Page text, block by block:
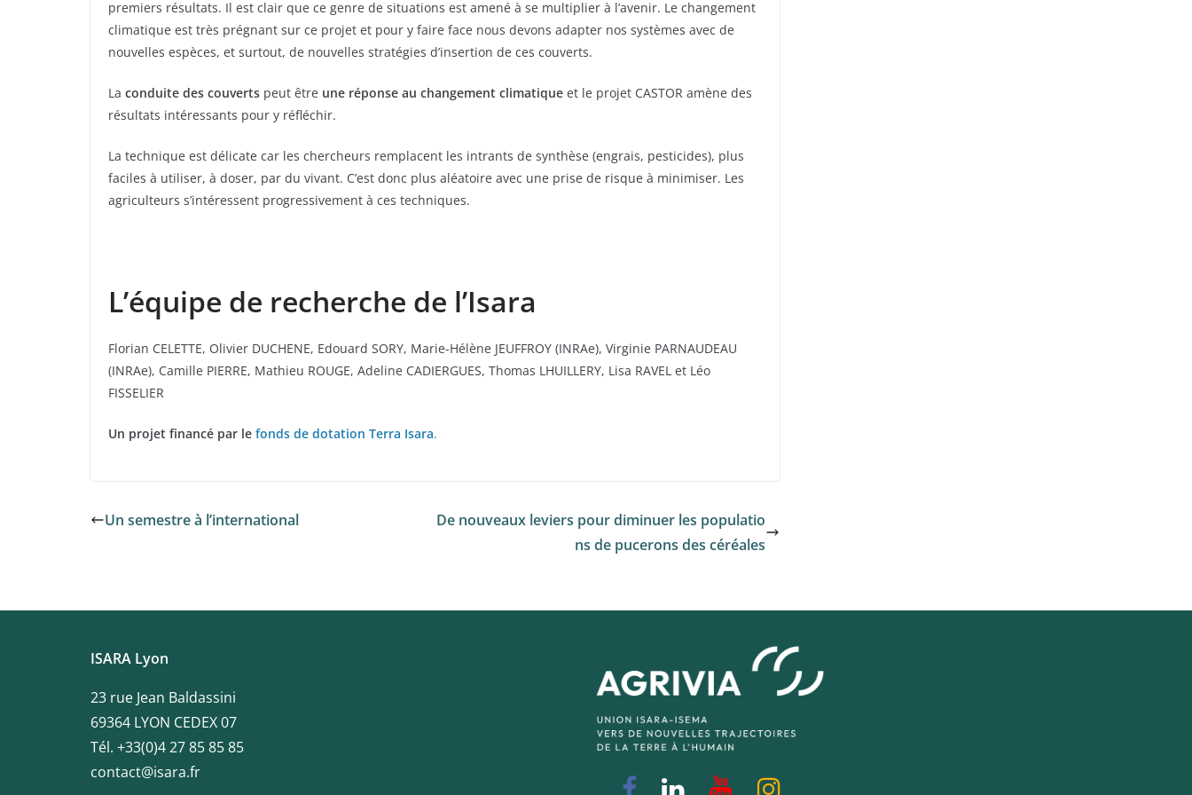
premiers résultats. Il est clair que ce genre de situations est amené à se multiplier à l’avenir. Le changement
climatique est très prégnant sur ce projet et pour y faire face nous devons adapter nos systèmes avec de
nouvelles espèces, et surtout, de nouvelles stratégies d’insertion de ces couverts.
La conduite des couverts peut être une réponse au changement climatique et le projet CASTOR amène des
résultats intéressants pour y réfléchir.
La technique est délicate car les chercheurs remplacent les intrants de synthèse (engrais, pesticides), plus
faciles à utiliser, à doser, par du vivant. C’est donc plus aléatoire avec une prise de risque à minimiser. Les
agriculteurs s’intéressent progressivement à ces techniques.
L’équipe de recherche de l’Isara
Florian CELETTE, Olivier DUCHENE, Edouard SORY, Marie-Hélène JEUFFROY (INRAe), Virginie PARNAUDEAU
(INRAe), Camille PIERRE, Mathieu ROUGE, Adeline CADIERGUES, Thomas LHUILLERY, Lisa RAVEL et Léo
FISSELIER
Un projet financé par le fonds de dotation Terra Isara.
Un semestre à l’international
De nouveaux leviers pour diminuer les populatio
ns de pucerons des céréales
ISARA Lyon
23 rue Jean Baldassini
69364 LYON CEDEX 07
Tél. +33(0)4 27 85 85 85
contact@isara.fr